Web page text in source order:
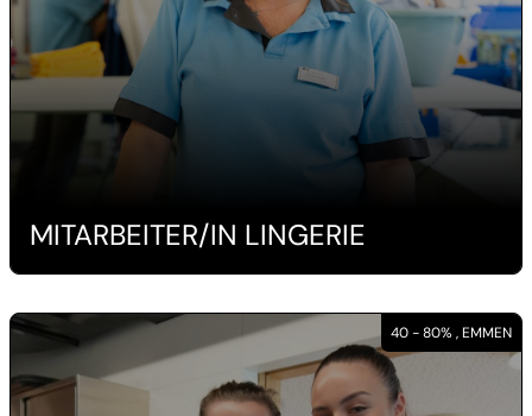
MITARBEITER/IN LINGERIE
40 - 80% , EMMEN